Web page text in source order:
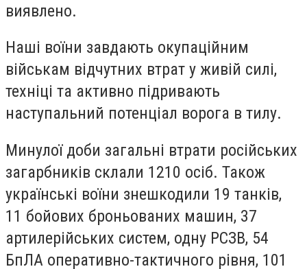
виявлено.
Наші воїни завдають окупаційним
військам відчутних втрат у живій силі,
техніці та активно підривають
наступальний потенціал ворога в тилу.
Минулої доби загальні втрати російських
загарбників склали 1210 осіб. Також
українські воїни знешкодили 19 танків,
11 бойових броньованих машин, 37
артилерійських систем, одну РСЗВ, 54
БпЛА оперативно-тактичного рівня, 101